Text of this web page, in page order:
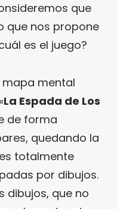
que
que nos propone
es el juego?
mental
La Espada de Los
de forma
quedando la
totalmente
por dibujos.
dibujos, que no